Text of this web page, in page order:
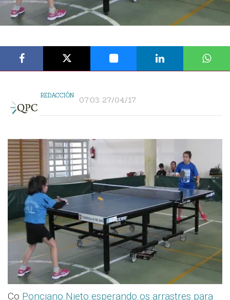
REDACCIÓN 07:03 27/04/17
Co Ponciano Nieto esperando os arrastres para